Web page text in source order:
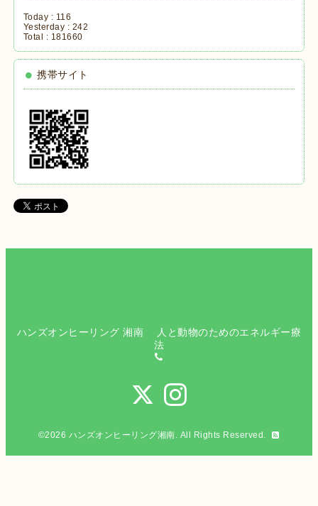
Today : 116
Yesterday : 242
Total : 181660
携帯サイト
ハンズオンヒーリング 湘南 人と動物のためのエネルギー療
法
©2026 ハンズオンヒーリング湘南 . All Rights Reserved.